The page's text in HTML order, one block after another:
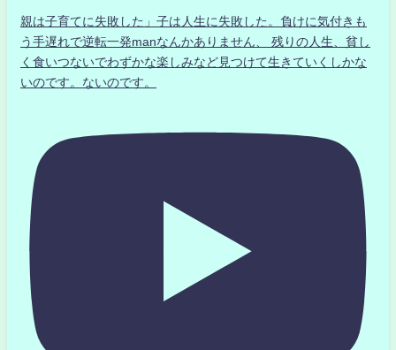
親は子育てに失敗した」子は人生に失敗した。負けに気付きも
う手遅れで逆転一発manなんかありません、 残りの人生、貧し
く食いつないでわずかな楽しみなど見つけて生きていくしかな
いのです。ないのです。